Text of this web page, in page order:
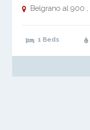
Belgrano al 900 ,
1 Beds